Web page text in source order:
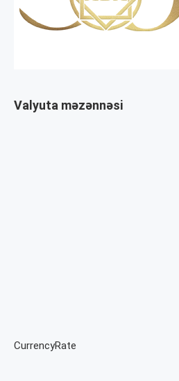
Valyuta məzənnəsi
CurrencyRate